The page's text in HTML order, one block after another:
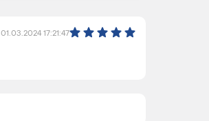
01.03.2024 17:21:47